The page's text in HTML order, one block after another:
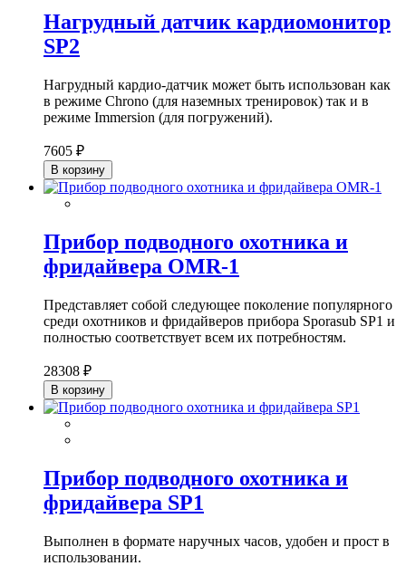
Нагрудный датчик кардиомонитор
SP2
Нагрудный кардио-датчик может быть использован как
в режиме Chrono (для наземных тренировок) так и в
режиме Immersion (для погружений).
7605 ₽
В корзину
Прибор подводного охотника и
фридайвера OMR-1
Представляет собой следующее поколение популярного
среди охотников и фридайверов прибора Sporasub SP1 и
полностью соответствует всем их потребностям.
28308 ₽
В корзину
Прибор подводного охотника и
фридайвера SP1
Выполнен в формате наручных часов, удобен и прост в
использовании.